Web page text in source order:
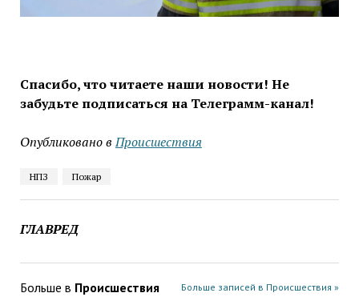
Спасибо, что читаете наши новости! Не
забудьте подписаться на Телеграмм-канал!
Опубликовано в Проиcшествия
НПЗ Пожар
ГЛАВРЕД
Больше в Проиcшествия Больше записей в Проиcшествия »